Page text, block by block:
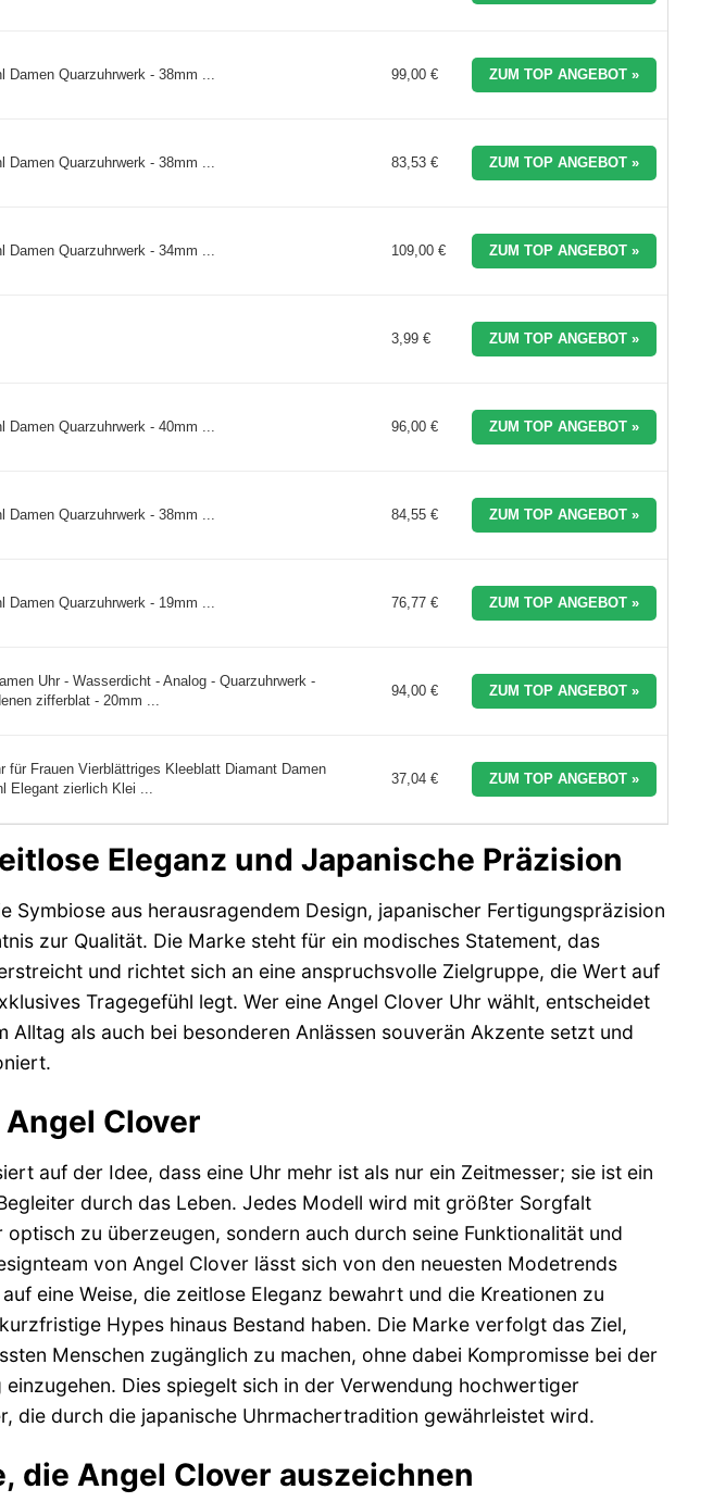
Damen Quarzuhrwerk - 38mm ... 99,00 € ZUM TOP ANGEBOT »
Damen Quarzuhrwerk - 38mm ... 83,53 € ZUM TOP ANGEBOT »
Damen Quarzuhrwerk - 34mm ... 109,00 € ZUM TOP ANGEBOT »
3,99 € ZUM TOP ANGEBOT »
Damen Quarzuhrwerk - 40mm ... 96,00 € ZUM TOP ANGEBOT »
Damen Quarzuhrwerk - 38mm ... 84,55 € ZUM TOP ANGEBOT »
Damen Quarzuhrwerk - 19mm ... 76,77 € ZUM TOP ANGEBOT »
Uhr - Wasserdicht - Analog - Quarzuhrwerk -
zifferblat - 20mm ...
94,00 € ZUM TOP ANGEBOT »
für Frauen Vierblättriges Kleeblatt Diamant Damen
Elegant zierlich Klei ...
37,04 € ZUM TOP ANGEBOT »
Eleganz und Japanische Präzision
Symbiose aus herausragendem Design, japanischer Fertigungspräzision
zur Qualität. Die Marke steht für ein modisches Statement, das
und richtet sich an eine anspruchsvolle Zielgruppe, die Wert auf
Tragegefühl legt. Wer eine Angel Clover Uhr wählt, entscheidet
Alltag als auch bei besonderen Anlässen souverän Akzente setzt und
Clover
auf der Idee, dass eine Uhr mehr ist als nur ein Zeitmesser; sie ist ein
durch das Leben. Jedes Modell wird mit größter Sorgfalt
zu überzeugen, sondern auch durch seine Funktionalität und
von Angel Clover lässt sich von den neuesten Modetrends
eine Weise, die zeitlose Eleganz bewahrt und die Kreationen zu
Hypes hinaus Bestand haben. Die Marke verfolgt das Ziel,
Menschen zugänglich zu machen, ohne dabei Kompromisse bei der
Dies spiegelt sich in der Verwendung hochwertiger
die durch die japanische Uhrmachertradition gewährleistet wird.
die Angel Clover auszeichnen